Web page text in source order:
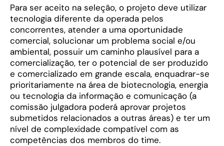
Para ser aceito na seleção, o projeto deve utilizar
tecnologia diferente da operada pelos
concorrentes, atender a uma oportunidade
comercial, solucionar um problema social e/ou
ambiental, possuir um caminho plausível para a
comercialização, ter o potencial de ser produzido
e comercializado em grande escala, enquadrar-se
prioritariamente na área de biotecnologia, energia
ou tecnologia da informação e comunicação (a
comissão julgadora poderá aprovar projetos
submetidos relacionados a outras áreas) e ter um
nível de complexidade compatível com as
competências dos membros do time.